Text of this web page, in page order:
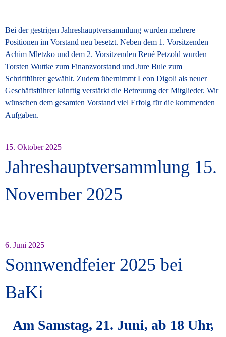
Bei der gestrigen Jahreshauptversammlung wurden mehrere
Positionen im Vorstand neu besetzt. Neben dem 1. Vorsitzenden
Achim Mletzko und dem 2. Vorsitzenden René Petzold wurden
Torsten Wuttke zum Finanzvorstand und Jure Bule zum
Schriftführer gewählt. Zudem übernimmt Leon Digoli als neuer
Geschäftsführer künftig verstärkt die Betreuung der Mitglieder. Wir
wünschen dem gesamten Vorstand viel Erfolg für die kommenden
Aufgaben.
15. Oktober 2025
Jahreshauptversammlung 15.
November 2025
6. Juni 2025
Sonnwendfeier 2025 bei
BaKi
Am Samstag, 21. Juni, ab 18 Uhr,